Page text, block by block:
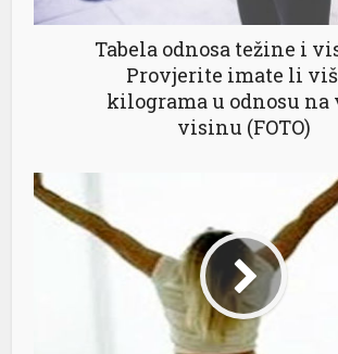
Tabela odnosa težine i
Provjerite imate li
kilograma u odnosu na
visinu (FOTO)